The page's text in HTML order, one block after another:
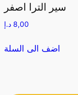
سير الترا اصفر
8,00 د.إ
اضف الى السلة